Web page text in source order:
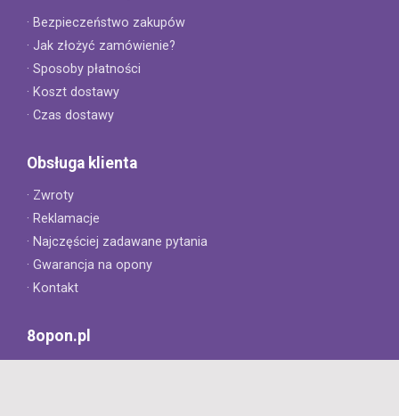
· Bezpieczeństwo zakupów
· Jak złożyć zamówienie?
· Sposoby płatności
· Koszt dostawy
· Czas dostawy
Obsługa klienta
· Zwroty
· Reklamacje
· Najczęściej zadawane pytania
· Gwarancja na opony
· Kontakt
8opon.pl